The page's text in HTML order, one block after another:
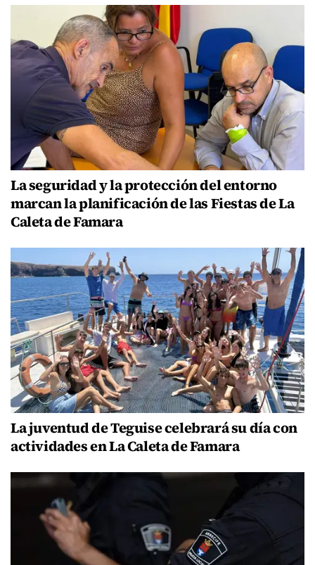
La seguridad y la protección del entorno
marcan la planificación de las Fiestas de La
Caleta de Famara
La juventud de Teguise celebrará su día con
actividades en La Caleta de Famara